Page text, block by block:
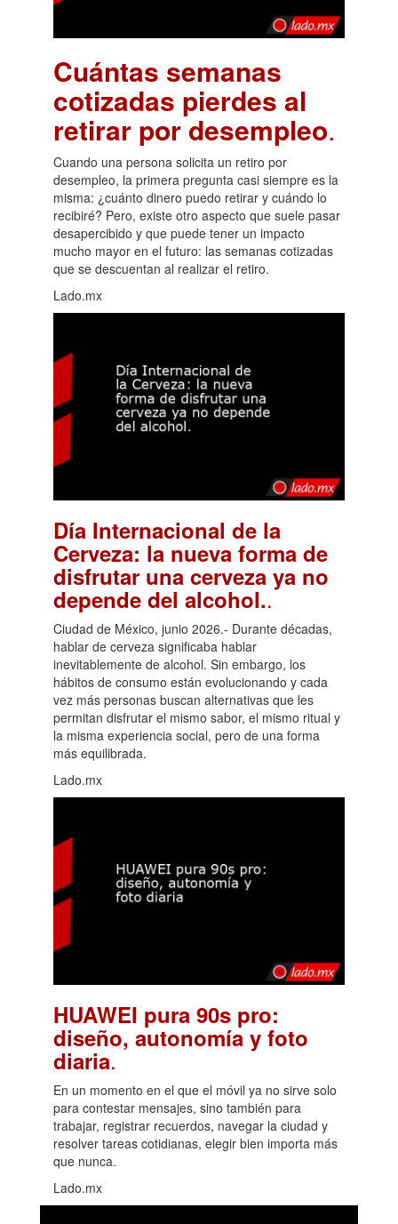
Cuántas semanas
cotizadas pierdes al
retirar por desempleo.
Cuando una persona solicita un retiro por
desempleo, la primera pregunta casi siempre es la
misma: ¿cuánto dinero puedo retirar y cuándo lo
recibiré? Pero, existe otro aspecto que suele pasar
desapercibido y que puede tener un impacto
mucho mayor en el futuro: las semanas cotizadas
que se descuentan al realizar el retiro.
Lado.mx
Día Internacional de la
Cerveza: la nueva forma de
disfrutar una cerveza ya no
depende del alcohol..
Ciudad de México, junio 2026.- Durante décadas,
hablar de cerveza significaba hablar
inevitablemente de alcohol. Sin embargo, los
hábitos de consumo están evolucionando y cada
vez más personas buscan alternativas que les
permitan disfrutar el mismo sabor, el mismo ritual y
la misma experiencia social, pero de una forma
más equilibrada.
Lado.mx
HUAWEI pura 90s pro:
diseño, autonomía y foto
diaria.
En un momento en el que el móvil ya no sirve solo
para contestar mensajes, sino también para
trabajar, registrar recuerdos, navegar la ciudad y
resolver tareas cotidianas, elegir bien importa más
que nunca.
Lado.mx